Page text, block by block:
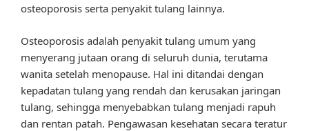
osteoporosis serta penyakit tulang lainnya.
Osteoporosis adalah penyakit tulang umum yang
menyerang jutaan orang di seluruh dunia, terutama
wanita setelah menopause. Hal ini ditandai dengan
kepadatan tulang yang rendah dan kerusakan jaringan
tulang, sehingga menyebabkan tulang menjadi rapuh
dan rentan patah. Pengawasan kesehatan secara teratur